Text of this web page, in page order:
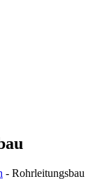
- Rohrleitungsbau